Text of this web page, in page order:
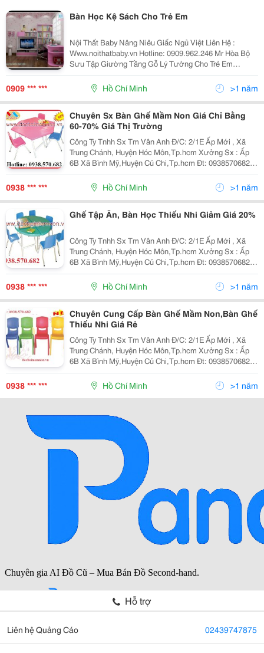
Bàn Học Kệ Sách Cho Trẻ Em
Nội Thất Baby Nâng Niêu Giấc Ngủ Việt Liên Hệ :
Www.noithatbaby.vn Hotline: 0909.962.246 Mr Hòa Bộ
Sưu Tập Giường Tầng Gỗ Lý Tưởng Cho Trẻ Em
Giường Tầng Gỗ Được Rất Nhiều Phụ Huynh Sử Dụng
Cho Phòng Ngủ Của Con Mình Bởi Vì Tính Tiệ
0909 *** *** Hồ Chí Minh >1 năm
Chuyên Sx Bàn Ghế Mầm Non Giá Chỉ Bằng
60-70% Giá Thị Trường
Công Ty Tnhh Sx Tm Vân Anh Đ/C: 2/1E Ấp Mới , Xã
Trung Chánh, Huyện Hóc Môn,Tp.hcm Xưởng Sx : Ấp
6B Xã Bình Mỹ,Huyện Củ Chi,Tp.hcm Đt: 0938570682
Fax:0837957638 Website: Www:dochoimamnon.com
Www:dochoimamnon.vn Email:nguyenhoang3009
0938 *** *** Hồ Chí Minh >1 năm
Ghế Tập Ăn, Bàn Học Thiếu Nhi Giảm Giá 20%
Công Ty Tnhh Sx Tm Vân Anh Đ/C: 2/1E Ấp Mới , Xã
Trung Chánh, Huyện Hóc Môn,Tp.hcm Xưởng Sx : Ấp
6B Xã Bình Mỹ,Huyện Củ Chi,Tp.hcm Đt: 0938570682
Website: Www:dochoimamnon.com
Www:dochoimamnon.vn
0938 *** *** Hồ Chí Minh >1 năm
Chuyên Cung Cấp Bàn Ghế Mầm Non,Bàn Ghế
Thiếu Nhi Giá Rẻ
Công Ty Tnhh Sx Tm Vân Anh Đ/C: 2/1E Ấp Mới , Xã
Trung Chánh, Huyện Hóc Môn,Tp.hcm Xưởng Sx : Ấp
6B Xã Bình Mỹ,Huyện Củ Chi,Tp.hcm Đt: 0938570682
Website: Www:dochoimamnon.com
Www:dochoimamnon.vn
0938 *** *** Hồ Chí Minh >1 năm
Hỗ trợ
Liên hệ Quảng Cáo 02439747875